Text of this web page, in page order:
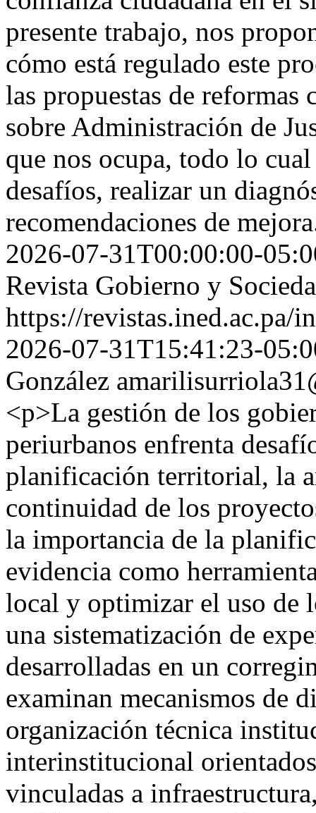
presente trabajo, nos
cómo está regulado este
las propuestas de reformas
sobre Administración de
que nos ocupa, todo lo
desafíos, realizar un
recomendaciones de
2026-07-31T00:00:00-
Revista Gobierno y
https://revistas.ined.ac.pa/
2026-07-31T15:41:23-
González
<p>La gestión de los
periurbanos enfrenta
planificación territorial, la
continuidad de los
la importancia de la
evidencia como
local y optimizar el uso de
una sistematización de
desarrolladas en un
examinan mecanismos de
organización técnica
interinstitucional
vinculadas a